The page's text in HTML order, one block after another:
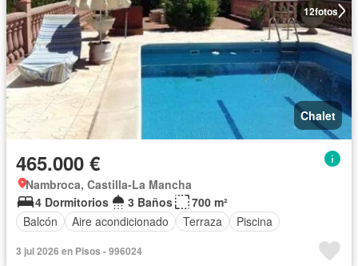
12fotos
Chalet
465.000 €
Nambroca, Castilla-La Mancha
4 Dormitorios
3 Baños
700 m²
Balcón
Aire acondicionado Terraza Piscina
3 jul 2026 en Pisos - 996024